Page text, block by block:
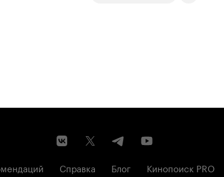
Справка Блог Кинопоиск PRO